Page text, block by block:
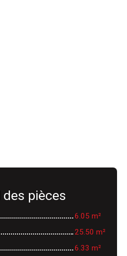
des pièces
6.05 m²
25.50 m²
6.33 m²